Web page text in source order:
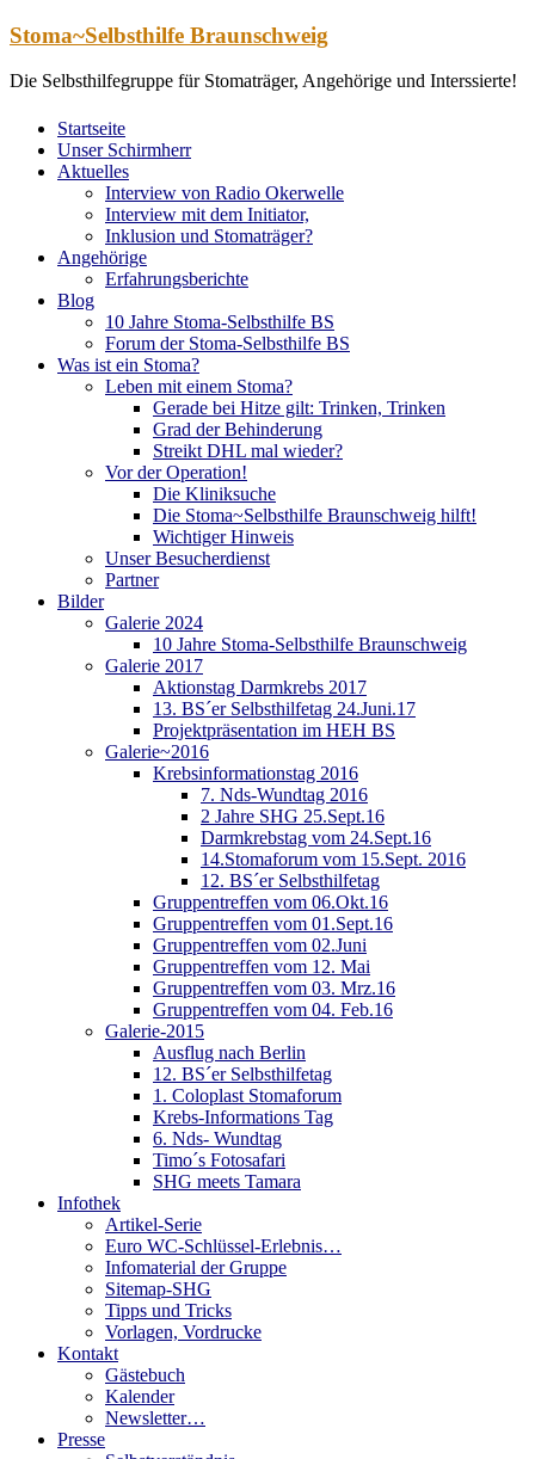
Zum
springen
Stoma~Selbsthilfe Braunschweig
Die Selbsthilfegruppe für Stomaträger, Angehörige und Interssierte!
Startseite
Unser Schirmherr
Aktuelles
Interview von Radio Okerwelle
Interview mit dem Initiator,
Inklusion und Stomaträger?
Angehörige
Erfahrungsberichte
Blog
10 Jahre Stoma-Selbsthilfe BS
Forum der Stoma-Selbsthilfe BS
Was ist ein Stoma?
Leben mit einem Stoma?
Gerade bei Hitze gilt: Trinken, Trinken
Grad der Behinderung
Streikt DHL mal wieder?
Vor der Operation!
Die Kliniksuche
Die Stoma~Selbsthilfe Braunschweig hilft!
Wichtiger Hinweis
Unser Besucherdienst
Partner
Bilder
Galerie 2024
10 Jahre Stoma-Selbsthilfe Braunschweig
Galerie 2017
Aktionstag Darmkrebs 2017
13. BS´er Selbsthilfetag 24.Juni.17
Projektpräsentation im HEH BS
Galerie~2016
Krebsinformationstag 2016
7. Nds-Wundtag 2016
2 Jahre SHG 25.Sept.16
Darmkrebstag vom 24.Sept.16
14.Stomaforum vom 15.Sept. 2016
12. BS´er Selbsthilfetag
Gruppentreffen vom 06.Okt.16
Gruppentreffen vom 01.Sept.16
Gruppentreffen vom 02.Juni
Gruppentreffen vom 12. Mai
Gruppentreffen vom 03. Mrz.16
Gruppentreffen vom 04. Feb.16
Galerie-2015
Ausflug nach Berlin
12. BS´er Selbsthilfetag
1. Coloplast Stomaforum
Krebs-Informations Tag
6. Nds- Wundtag
Timo´s Fotosafari
SHG meets Tamara
Infothek
Artikel-Serie
Euro WC-Schlüssel-Erlebnis…
Infomaterial der Gruppe
Sitemap-SHG
Tipps und Tricks
Vorlagen, Vordrucke
Kontakt
Gästebuch
Kalender
Newsletter…
Presse